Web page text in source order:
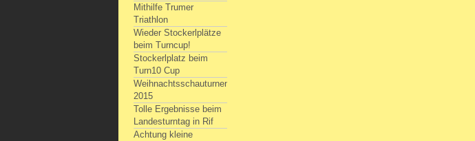
Mithilfe Trumer
Triathlon
Wieder Stockerlplätze
beim Turncup!
Stockerlplatz beim
Turn10 Cup
Weihnachtsschauturnen
2015
Tolle Ergebnisse beim
Landesturntag in Rif
Achtung kleine